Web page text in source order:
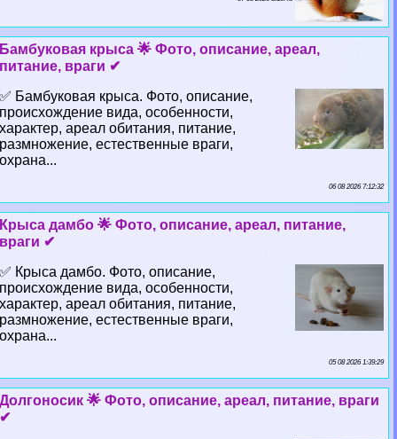
Бамбуковая крыса 🌟 Фото, описание, ареал,
питание, враги ✔
✅ Бамбуковая крыса. Фото, описание,
происхождение вида, особенности,
хаpaктер, ареал обитания, питание,
размножение, естественные враги,
охрана...
06 08 2026 7:12:32
Крыса дамбо 🌟 Фото, описание, ареал, питание,
враги ✔
✅ Крыса дамбо. Фото, описание,
происхождение вида, особенности,
хаpaктер, ареал обитания, питание,
размножение, естественные враги,
охрана...
05 08 2026 1:39:29
Долгоносик 🌟 Фото, описание, ареал, питание, враги
✔